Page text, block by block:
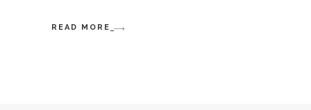
READ MORE